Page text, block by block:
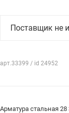
Поставщик не
арт.33399 / id 24952
Арматура стальная